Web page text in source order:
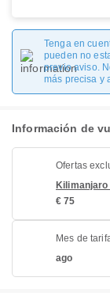
Tenga en
pueden no
previo aviso.
más precisa y
Información de
Ofertas
Kilimanjaro
€ 75
Mes de
ago